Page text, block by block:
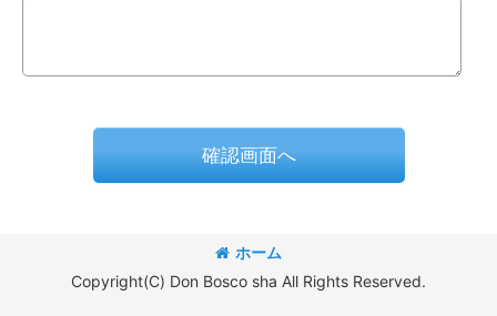
確認画面へ
ホーム
Copyright(C) Don Bosco sha All Rights Reserved.